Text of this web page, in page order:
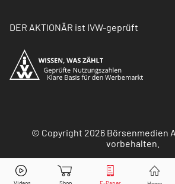
DER AKTIONÄR ist IVW-geprüft
© Copyright 2026 Börsenmedien
vorbehalten.